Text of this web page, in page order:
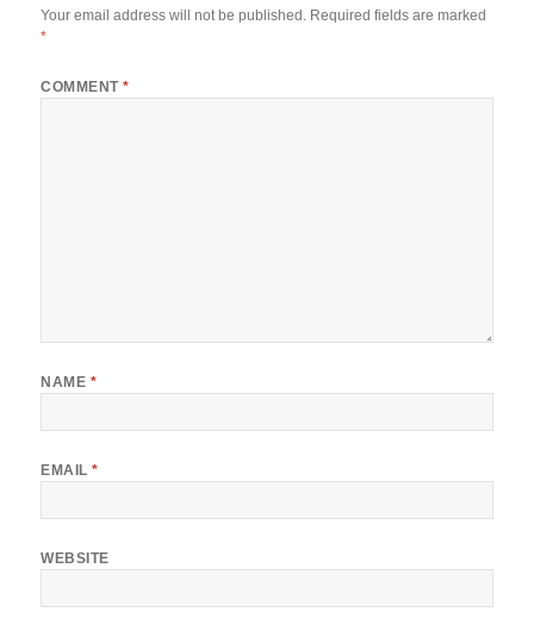
Your email address will not be published. Required fields are marked
*
COMMENT*
NAME *
EMAIL*
WEBSITE